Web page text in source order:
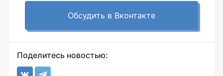
Обсудить в Вконтакте
Поделитесь новостью: